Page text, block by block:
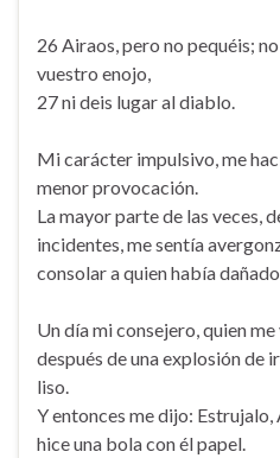
26 Airaos, pero no pequéis;
vuestro enojo,
27 ni deis lugar al diablo.
Mi carácter impulsivo, me
menor provocación.
La mayor parte de las veces,
incidentes, me sentía
consolar a quien había
Un día mi consejero, quien
después de una explosión de
liso.
Y entonces me dijo:
hice una bola con él papel.